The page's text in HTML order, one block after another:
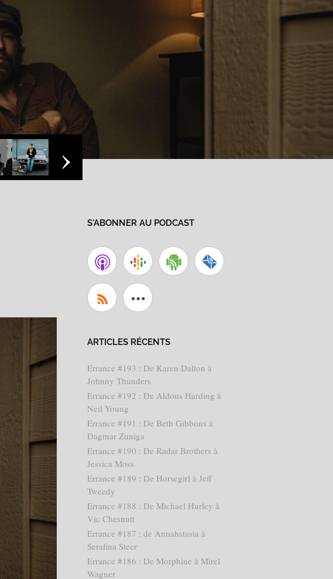
›
S'ABONNER AU PODCAST
ARTICLES RÉCENTS
Errance #193 : De Karen Dalton à
Johnny Thunders
Errance #192 : De Aldous Harding à
Neil Young
Errance #191 : De Beth Gibbons à
Dagmar Zuniga
Errance #190 : De Radar Brothers à
Jessica Moss
Errance #189 : De Horsegirl à Jeff
Tweedy
Errance #188 : De Michael Hurley à
Vic Chesnutt
Errance #187 : de Annahstasia à
Serafina Steer
Errance #186 : De Morphine à Mirel
Wagner